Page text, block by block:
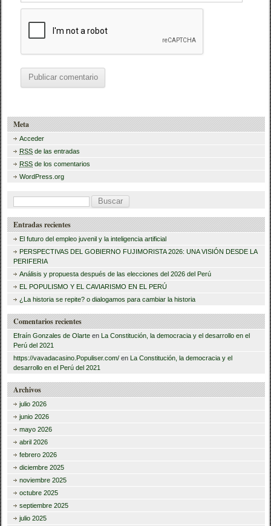
Meta
Acceder
RSS de las entradas
RSS de los comentarios
WordPress.org
B
u
s
c
a
:
Entradas recientes
El futuro del empleo juvenil y la inteligencia artificial
PERSPECTIVAS DEL GOBIERNO FUJIMORISTA 2026: UNA VISIÓN DESDE LA
PERIFERIA
Análisis y propuesta después de las elecciones del 2026 del Perú
EL POPULISMO Y EL CAVIARISMO EN EL PERÚ
¿La historia se repite? o dialogamos para cambiar la historia
Comentarios recientes
Efraín Gonzales de Olarte en La Constitución, la democracia y el desarrollo en el
Perú del 2021
https://vavadacasino.Populiser.com/ en La Constitución, la democracia y el
desarrollo en el Perú del 2021
Archivos
julio 2026
junio 2026
mayo 2026
abril 2026
febrero 2026
diciembre 2025
noviembre 2025
octubre 2025
septiembre 2025
julio 2025